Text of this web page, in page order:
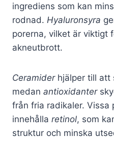
ingrediens som kan
rodnad. Hyaluronsyra
porerna, vilket är viktigt
akneutbrott.
Ceramiderhjälper till att
medan antioxidanter
från fria radikaler. Vissa
innehålla retinol, som
struktur och minska